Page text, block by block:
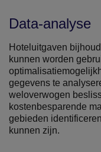
Data-analyse
Hoteluitgaven
kunnen worden
gegevens te
weloverwogen
kostenbesparende
gebieden
kunnen zijn.